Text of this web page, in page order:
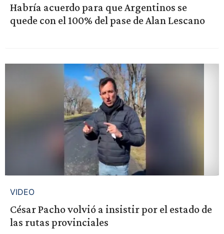
Habría acuerdo para que Argentinos se
quede con el 100% del pase de Alan Lescano
VIDEO
César Pacho volvió a insistir por el estado de
las rutas provinciales